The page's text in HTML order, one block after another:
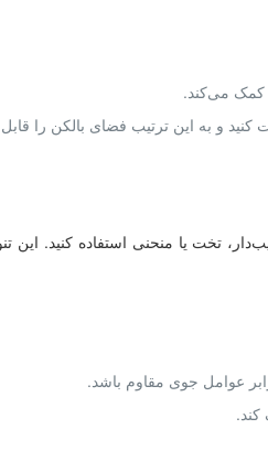
کمک می‌کند.
و به این ترتیب فضای بالکن را قابل
تخت یا منحنی استفاده کنید. این
عوامل جوی مقاوم باشد.